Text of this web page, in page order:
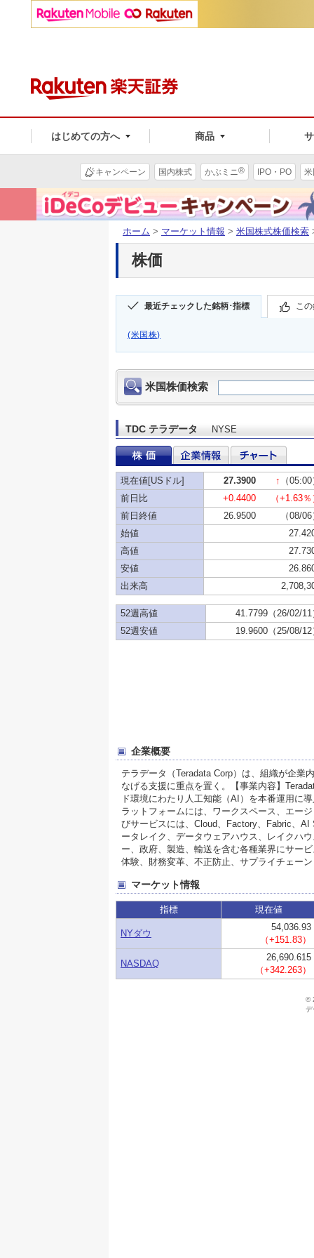
はじめての方へ 商品
キャンペーン 国内株式 かぶミニ® IPO・PO
ホーム > マーケット情報 > 米国株式株価検索
株価
最近チェックした銘柄･指標 こ
(米国株)